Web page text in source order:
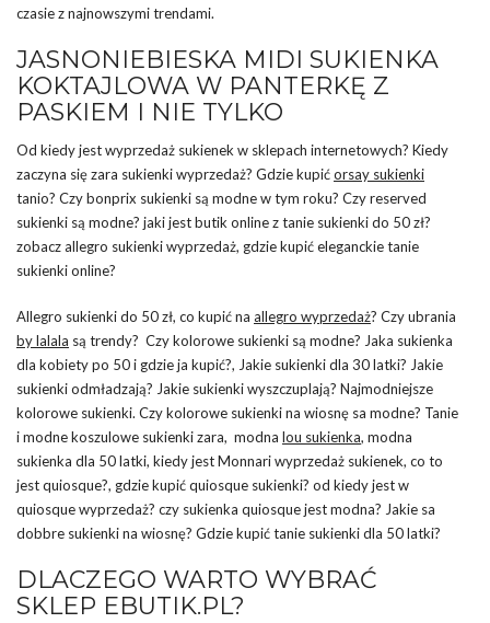
czasie z najnowszymi trendami.
JASNONIEBIESKA MIDI SUKIENKA
KOKTAJLOWA W PANTERKĘ Z
PASKIEM I NIE TYLKO
Od kiedy jest wyprzedaż sukienek w sklepach internetowych? Kiedy
zaczyna się zara sukienki wyprzedaż? Gdzie kupićorsay sukienki
tanio? Czy bonprix sukienki są modne w tym roku? Czy reserved
sukienki są modne? jaki jest butik online z tanie sukienki do 50 zł?
zobacz allegro sukienki wyprzedaż, gdzie kupić eleganckie tanie
sukienki online?
Allegro sukienki do 50 zł, co kupić na allegro wyprzedaż? Czy ubrania
by lalala są trendy? Czy kolorowe sukienki są modne? Jaka sukienka
dla kobiety po 50 i gdzie ja kupić?, Jakie sukienki dla 30 latki? Jakie
sukienki odmładzają? Jakie sukienki wyszczuplają? Najmodniejsze
kolorowe sukienki. Czy kolorowe sukienki na wiosnę sa modne? Tanie
i modne koszulowe sukienki zara, modna lou sukienka, modna
sukienka dla 50 latki, kiedy jest Monnari wyprzedaż sukienek, co to
jest quiosque?, gdzie kupić quiosque sukienki? od kiedy jest w
quiosque wyprzedaż? czy sukienka quiosque jest modna? Jakie sa
dobbre sukienki na wiosnę? Gdzie kupić tanie sukienki dla 50 latki?
DLACZEGO WARTO WYBRAĆ
SKLEP EBUTIK.PL?